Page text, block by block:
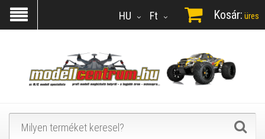
Ft
HU Kosár: üres